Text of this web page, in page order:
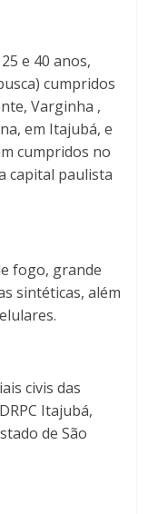
e 40 anos,
cumpridos
Varginha ,
em Itajubá, e
cumpridos no
capital paulista
fogo, grande
sintéticas, além
civis das
Itajubá,
de São